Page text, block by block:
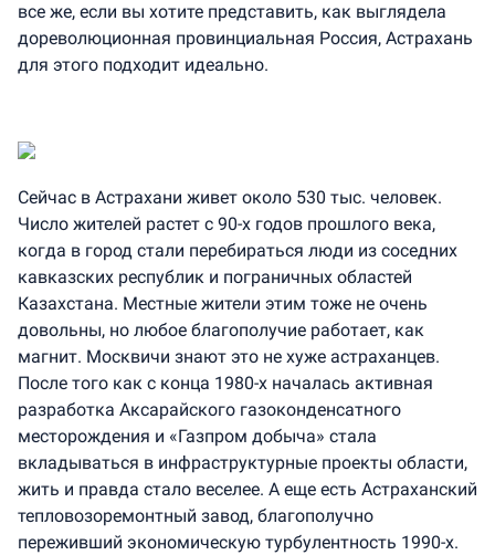
все же, если вы хотите представить, как выглядела
дореволюционная провинциальная Россия, Астрахань
для этого подходит идеально.
Сейчас в Астрахани живет около 530 тыс. человек.
Число жителей растет с 90-х годов прошлого века,
когда в город стали перебираться люди из соседних
кавказских республик и пограничных областей
Казахстана. Местные жители этим тоже не очень
довольны, но любое благополучие работает, как
магнит. Москвичи знают это не хуже астраханцев.
После того как с конца 1980-х началась активная
разработка Аксарайского газоконденсатного
месторождения и «Газпром добыча» стала
вкладываться в инфраструктурные проекты области,
жить и правда стало веселее. А еще есть Астраханский
тепловозоремонтный завод, благополучно
переживший экономическую турбулентность 1990-х.